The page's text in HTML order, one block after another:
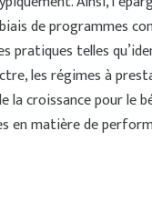
de programmes
pratiques telles
les régimes à
croissance pour le
en matière de